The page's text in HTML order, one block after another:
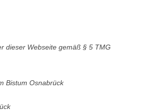
dieser Webseite gemäß § 5 TMG
Bistum Osnabrück